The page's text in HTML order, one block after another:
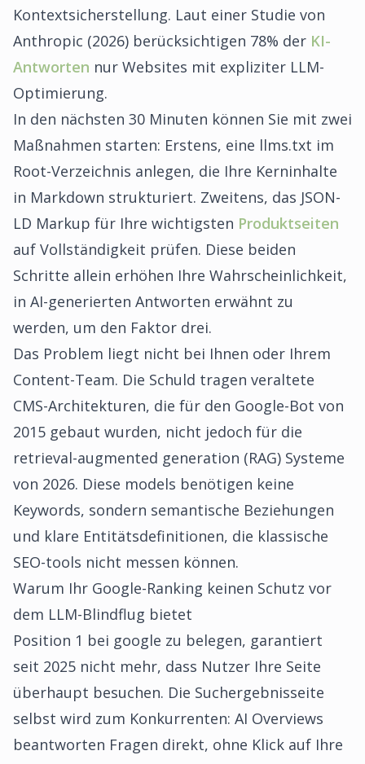
Kontextsicherstellung. Laut einer Studie von
Anthropic (2026) berücksichtigen 78% der KI-
Antworten nur Websites mit expliziter LLM-
Optimierung.
In den nächsten 30 Minuten können Sie mit zwei
Maßnahmen starten: Erstens, eine llms.txt im
Root-Verzeichnis anlegen, die Ihre Kerninhalte
in Markdown strukturiert. Zweitens, das JSON-
LD Markup für Ihre wichtigsten Produktseiten
auf Vollständigkeit prüfen. Diese beiden
Schritte allein erhöhen Ihre Wahrscheinlichkeit,
in AI-generierten Antworten erwähnt zu
werden, um den Faktor drei.
Das Problem liegt nicht bei Ihnen oder Ihrem
Content-Team. Die Schuld tragen veraltete
CMS-Architekturen, die für den Google-Bot von
2015 gebaut wurden, nicht jedoch für die
retrieval-augmented generation (RAG) Systeme
von 2026. Diese models benötigen keine
Keywords, sondern semantische Beziehungen
und klare Entitätsdefinitionen, die klassische
SEO-tools nicht messen können.
Warum Ihr Google-Ranking keinen Schutz vor
dem LLM-Blindflug bietet
Position 1 bei google zu belegen, garantiert
seit 2025 nicht mehr, dass Nutzer Ihre Seite
überhaupt besuchen. Die Suchergebnisseite
selbst wird zum Konkurrenten: AI Overviews
beantworten Fragen direkt, ohne Klick auf Ihre